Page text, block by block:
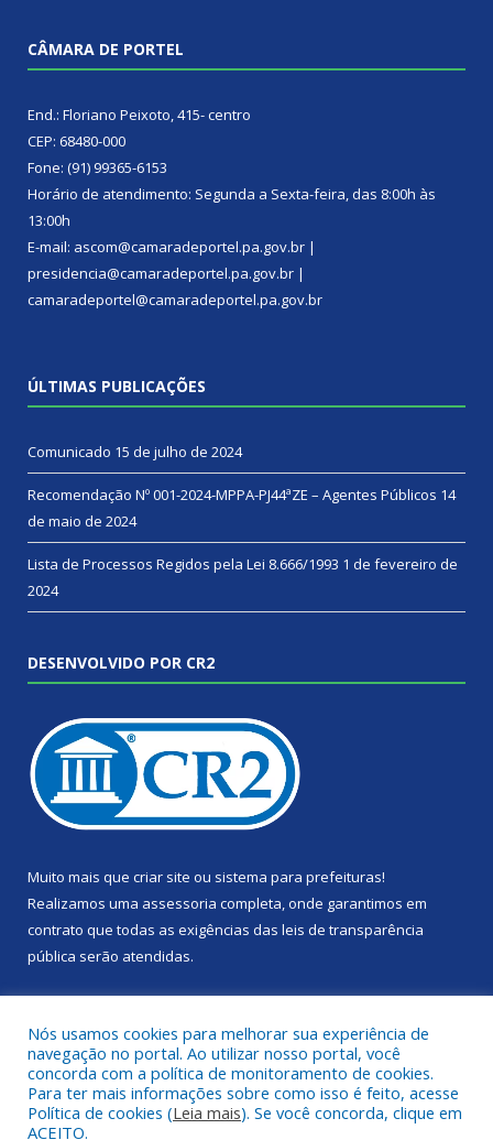
CÂMARA DE PORTEL
End.: Floriano Peixoto, 415- centro
CEP: 68480-000
Fone: (91) 99365-6153
Horário de atendimento: Segunda a Sexta-feira, das 8:00h às
13:00h
E-mail: ascom@camaradeportel.pa.gov.br |
presidencia@camaradeportel.pa.gov.br |
camaradeportel@camaradeportel.pa.gov.br
ÚLTIMAS PUBLICAÇÕES
Comunicado 15 de julho de 2024
Recomendação Nº 001-2024-MPPA-PJ44ªZE – Agentes Públicos 14
de maio de 2024
Lista de Processos Regidos pela Lei 8.666/1993 1 de fevereiro de
2024
DESENVOLVIDO POR CR2
Muito mais que criar site ou sistema para prefeituras!
Realizamos uma assessoria completa, onde garantimos em
contrato que todas as exigências das leis de transparência
pública serão atendidas.
Todos os direitos reservados a Câmara Municipal de Portel.
Nós usamos cookies para melhorar sua experiência de
navegação no portal. Ao utilizar nosso portal, você
concorda com a política de monitoramento de cookies.
Para ter mais informações sobre como isso é feito, acesse
Política de cookies (Leia mais). Se você concorda, clique em
ACEITO.